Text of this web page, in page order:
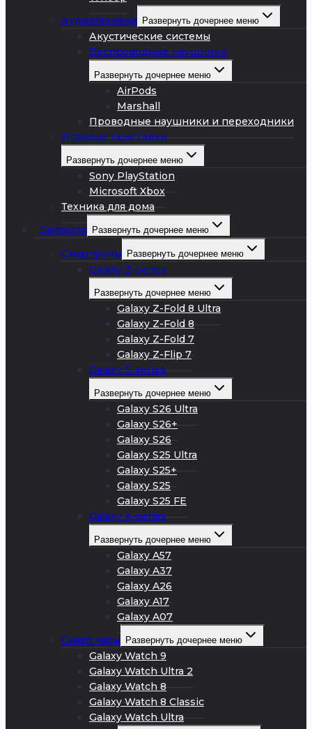
Аудиотехника
Развернуть дочернее меню
Акустические системы
Беспроводные наушники
Развернуть дочернее меню
AirPods
Marshall
Проводные наушники и переходники
Игровые приставки
Развернуть дочернее меню
Sony PlayStation
Microsoft Xbox
Техника для дома
Samsung
Развернуть дочернее меню
Смартфоны Развернуть дочернее меню
Galaxy Z-series
Развернуть дочернее меню
Galaxy Z-Fold 8 Ultra
Galaxy Z-Fold 8
Galaxy Z-Fold 7
Galaxy Z-Flip 7
Galaxy S-series
Развернуть дочернее меню
Galaxy S26 Ultra
Galaxy S26+
Galaxy S26
Galaxy S25 Ultra
Galaxy S25+
Galaxy S25
Galaxy S25 FE
Galaxy A-series
Развернуть дочернее меню
Galaxy A57
Galaxy A37
Galaxy A26
Galaxy A17
Galaxy A07
Смарт часы
Развернуть дочернее меню
Galaxy Watch 9
Galaxy Watch Ultra 2
Galaxy Watch 8
Galaxy Watch 8 Classic
Galaxy Watch Ultra